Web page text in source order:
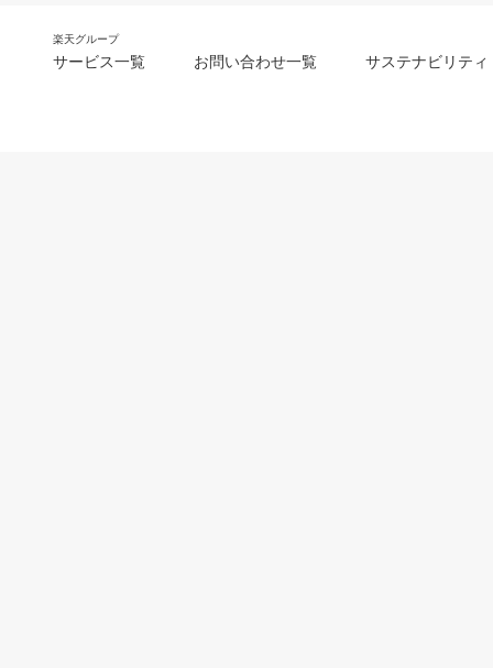
楽天グループ
サービス一覧 お問い合わせ一覧 サステナビリティ